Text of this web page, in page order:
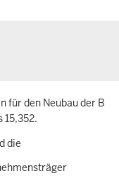
für den Neubau der B
die